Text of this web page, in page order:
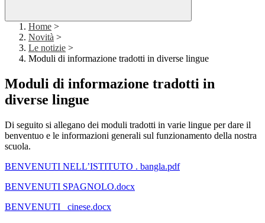
Home >
Novità >
Le notizie >
Moduli di informazione tradotti in diverse lingue
Moduli di informazione tradotti in
diverse lingue
Di seguito si allegano dei moduli tradotti in varie lingue per dare il
benventuo e le informazioni generali sul funzionamento della nostra
scuola.
BENVENUTI NELL’ISTITUTO . bangla.pdf
BENVENUTI SPAGNOLO.docx
BENVENUTI _cinese.docx